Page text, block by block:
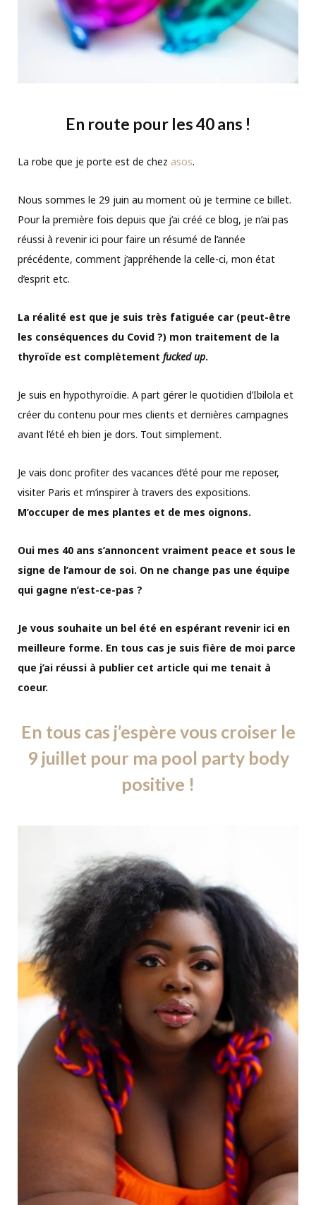
En route pour les 40 ans !
La robe que je porte est de chez asos.
Nous sommes le 29 juin au moment où je termine ce billet.
Pour la première fois depuis que j’ai créé ce blog, je n’ai pas
réussi à revenir ici pour faire un résumé de l’année
précédente, comment j’appréhende la celle-ci, mon état
d’esprit etc.
La réalité est que je suis très fatiguée car (peut-être
les conséquences du Covid ?) mon traitement de la
thyroïde est complètement fucked up.
Je suis en hypothyroïdie. A part gérer le quotidien d’Ibilola et
créer du contenu pour mes clients et dernières campagnes
avant l’été eh bien je dors. Tout simplement.
Je vais donc profiter des vacances d’été pour me reposer,
visiter Paris et m’inspirer à travers des expositions.
M’occuper de mes plantes et de mes oignons.
Oui mes 40 ans s’annoncent vraiment peace et sous le
signe de l’amour de soi. On ne change pas une équipe
qui gagne n’est-ce-pas ?
Je vous souhaite un bel été en espérant revenir ici en
meilleure forme. En tous cas je suis fière de moi parce
que j’ai réussi à publier cet article qui me tenait à
coeur.
En tous cas j’espère vous croiser le
9 juillet pour ma pool party body
positive !